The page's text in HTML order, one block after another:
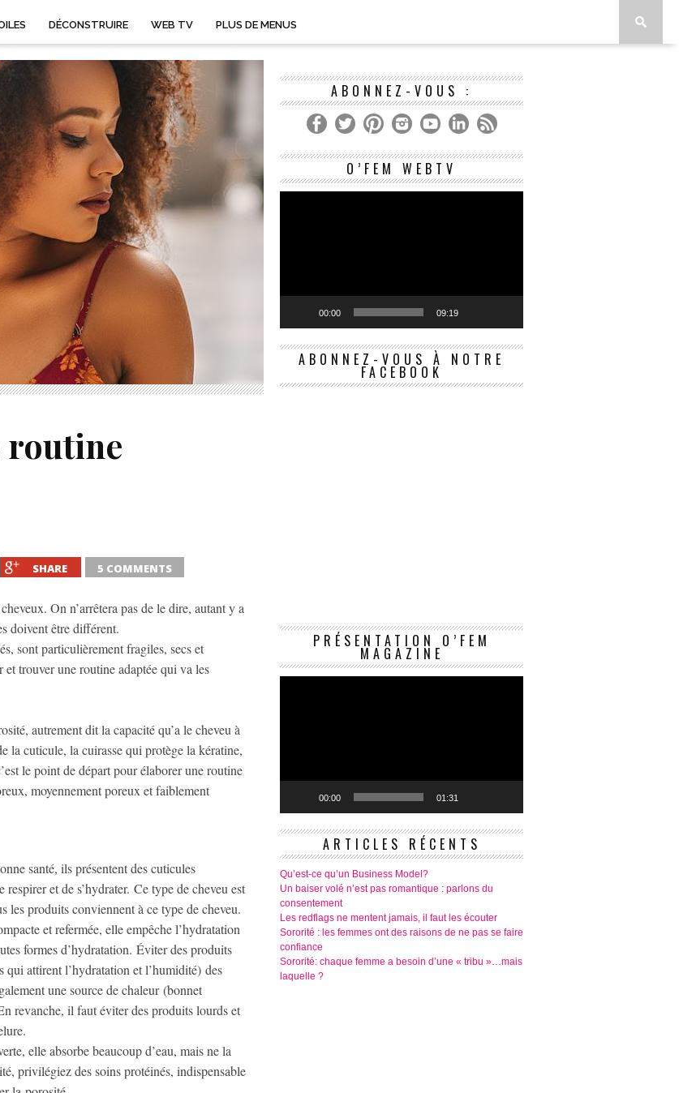
DÉCONSTRUIRE WEB TV PLUS DE MENUS
routine
SHARE 5 COMMENTS
On n’arrêtera pas de le dire, autant y a
doivent être différent.
sont particulièrement fragiles, secs et
et trouver une routine adaptée qui va les
autrement dit la capacité qu’a le cheveu à
la cuticule, la cuirasse qui protège la kératine,
le point de départ pour élaborer une routine
moyennement poreux et faiblement
santé, ils présentent des cuticules
et de s’hydrater. Ce type de cheveu est
les produits conviennent à ce type de cheveu.
et refermée, elle empêche l’hydratation
formes d’hydratation. Éviter des produits
attirent l’hydratation et l’humidité) des
une source de chaleur (bonnet
revanche, il faut éviter des produits lourds et
elle absorbe beaucoup d’eau, mais ne la
privilégiez des soins protéinés, indispensable
ABONNEZ-VOUS :
O’FEM WEBTV
Lecteur
00:00 09:19
ABONNEZ-VOUS À NOTRE
FACEBOOK
PRÉSENTATION O’FEM
MAGAZINE
Lecteur
00:00 01:31
ARTICLES RÉCENTS
Qu’est-ce qu’un Business Model?
Un baiser volé n’est pas romantique : parlons du
consentement
Les redflags ne mentent jamais, il faut les écouter
Sororité : les femmes ont des raisons de ne pas se faire
confiance
Sororité: chaque femme a besoin d’une « tribu »…mais
laquelle ?